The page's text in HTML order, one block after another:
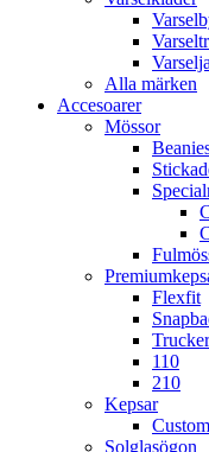
Alla märken
Accesoarer
Mössor
Flexfit
Trucker
110
210
Kepsar
Custom
Solglasögon